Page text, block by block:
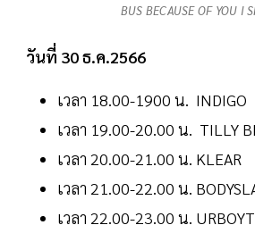
BUS BECAUSE OF YOU I
วันที่ 30 ธ.ค.2566
เวลา 18.00-1900 น. INDIGO
เวลา 19.00-20.00 น. TILLY
เวลา 20.00-21.00 น. KLEAR
เวลา 21.00-22.00 น.
เวลา 22.00-23.00 น.